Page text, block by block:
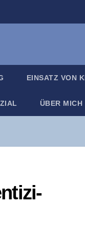
EIN­SATZ VON
ÜBER MICH